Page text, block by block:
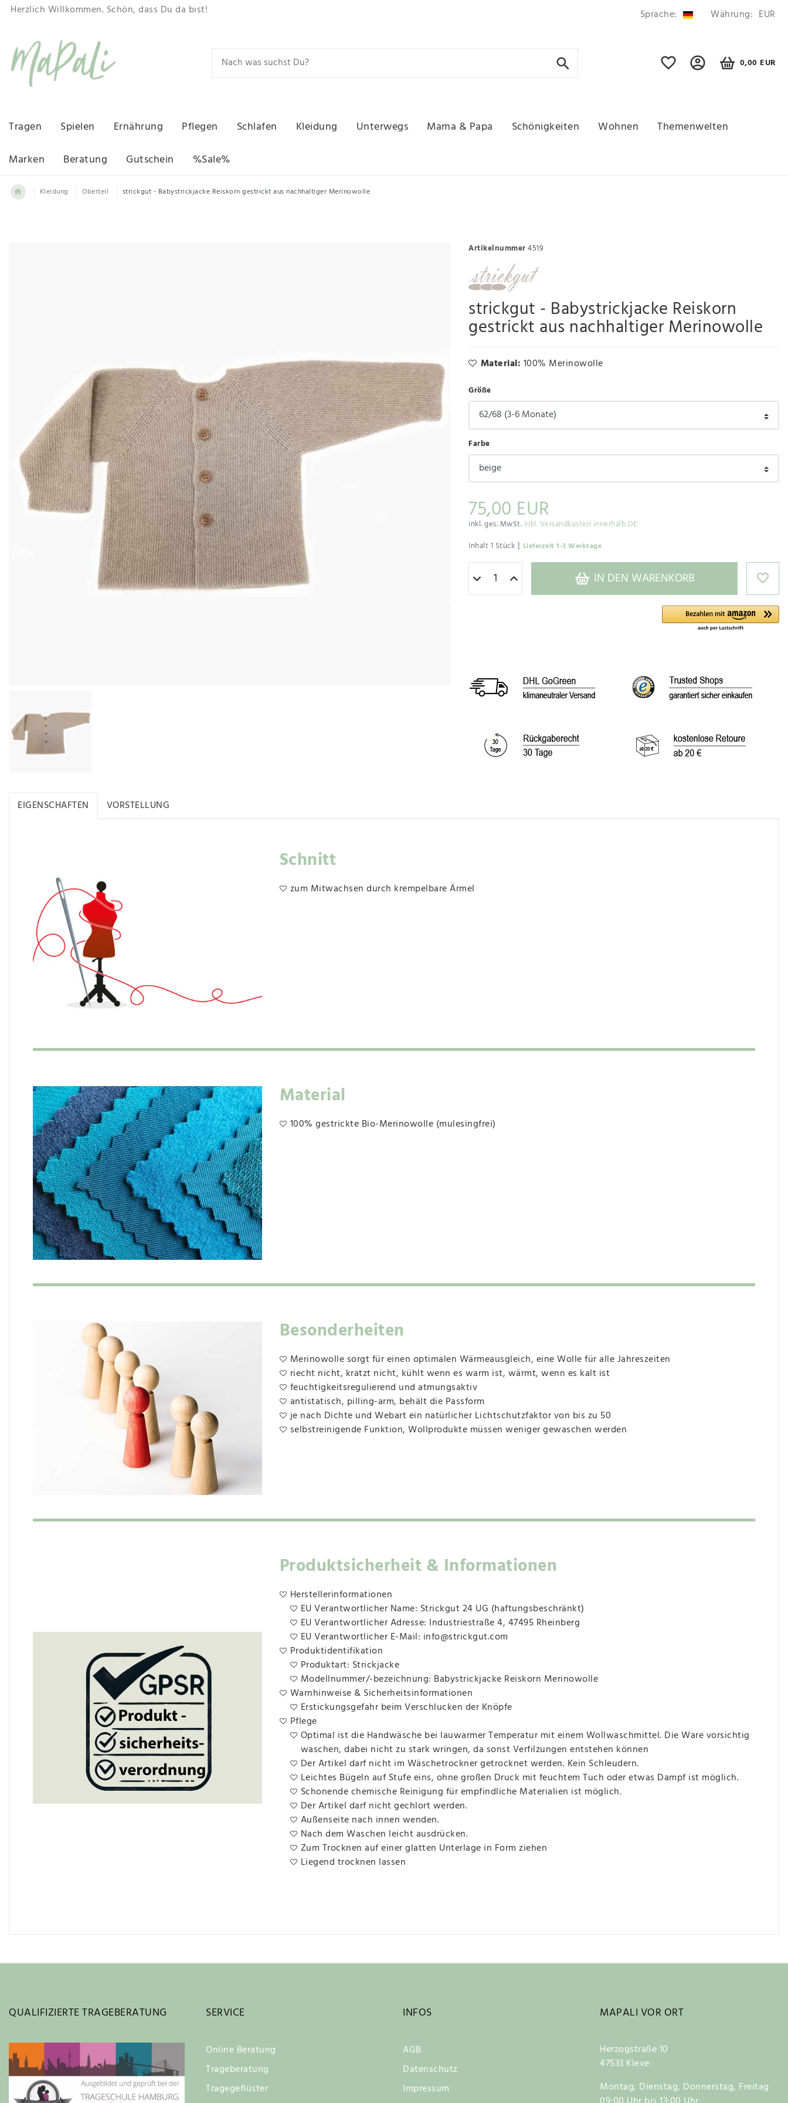
Herzlich Willkommen. Schön, dass Du da bist! Sprache: Währung: EUR
0,00 EUR
Tragen Spielen Ernährung Pflegen Schlafen Kleidung Unterwegs Mama & Papa Schönigkeiten Wohnen
Themenwelten
Marken
Beratung Gutschein %Sale%
Kleidung Oberteil strickgut - Babystrickjacke Reiskorn gestrickt aus nachhaltiger Merinowolle
Artikelnummer4519
strickgut - Babystrickjacke Reiskorn
gestrickt aus nachhaltiger Merinowolle
Material: 100% Merinowolle
Größe
Farbe
75,00 EUR
inkl. ges. MwSt. inkl. Versandkosten innerhalb DE
Inhalt1 Stück | Lieferzeit 1-3 Werktage
IN DEN WARENKORB
EIGENSCHAFTEN VORSTELLUNG
Schnitt
zum Mitwachsen durch krempelbare Ärmel
Material
100% gestrickte Bio-Merinowolle (mulesingfrei)
Besonderheiten
Merinowolle sorgt für einen optimalen Wärmeausgleich, eine Wolle für alle Jahreszeiten
riecht nicht, kratzt nicht, kühlt wenn es warm ist, wärmt, wenn es kalt ist
feuchtigkeitsregulierend und atmungsaktiv
antistatisch, pilling-arm, behält die Passform
je nach Dichte und Webart ein natürlicher Lichtschutzfaktor von bis zu 50
selbstreinigende Funktion, Wollprodukte müssen weniger gewaschen werden
Produktsicherheit & Informationen
Herstellerinformationen
EU Verantwortlicher Name: Strickgut 24 UG (haftungsbeschränkt)
EU Verantwortlicher Adresse: Industriestraße 4, 47495 Rheinberg
EU Verantwortlicher E-Mail: info@strickgut.com
Produktidentifikation
Produktart: Strickjacke
Modellnummer/-bezeichnung: Babystrickjacke Reiskorn Merinowolle
Warnhinweise & Sicherheitsinformationen
Erstickungsgefahr beim Verschlucken der Knöpfe
Pflege
Optimal ist die Handwäsche bei lauwarmer Temperatur mit einem Wollwaschmittel. Die Ware vorsichtig
waschen, dabei nicht zu stark wringen, da sonst Verfilzungen entstehen können
Der Artikel darf nicht im Wäschetrockner getrocknet werden. Kein Schleudern.
Leichtes Bügeln auf Stufe eins, ohne großen Druck mit feuchtem Tuch oder etwas Dampf ist möglich.
Schonende chemische Reinigung für empfindliche Materialien ist möglich.
Der Artikel darf nicht gechlort werden.
Außenseite nach innen wenden.
Nach dem Waschen leicht ausdrücken.
Zum Trocknen auf einer glatten Unterlage in Form ziehen
Liegend trocknen lassen
QUALIFIZIERTE TRAGEBERATUNG SERVICE
Online Beratung
Trageberatung
Tragegeflüster
INFOS
AGB
Datenschutz
Impressum
MAPALI VOR ORT
Herzogstraße 10
47533 Kleve
Montag, Dienstag, Donnerstag, Freitag